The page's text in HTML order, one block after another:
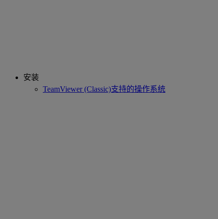
安装
TeamViewer (Classic)支持的操作系统